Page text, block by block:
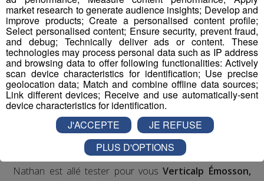
Nous vous poserons une question, a vous de faire le
bon choix entre les 3 réponses pour repartir avec vos
entrées pour un maximum d'activités dans la région !
Inscription par téléphone toute la journée pour
participer aux 2 tirages au sort par jour à 8h45 et 17h45.
Appelez le standard au 04 50 58 24 09
Pour cette semaine on vous offre vos entrées pour vous
et la personne de votre choix pourWALIBI RHONE
Nathan est allé tester pour vousVerticalp Émosson,
market research to generate audience insights; Develop and
improve products; Create a personalised content profile;
Select personalised content; Ensure security, prevent fraud,
and debug; Technically deliver ads or content. These
technologies may process personal data such as IP address
and browsing data to offer following functionalities: Actively
scan device characteristics for identification; Use precise
geolocation data; Match and combine offline data sources;
Link different devices; Receive and use automatically-sent
device characteristics for identification.
J'ACCEPTE
JE REFUSE
PLUS D'OPTIONS